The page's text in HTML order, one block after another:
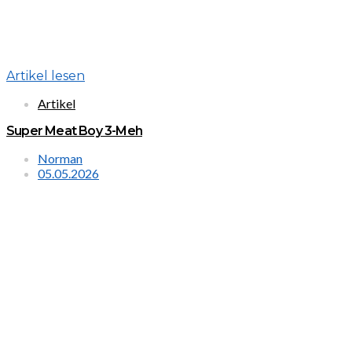
Artikel lesen
Artikel
Super Meat Boy 3-Meh
Norman
05.05.2026